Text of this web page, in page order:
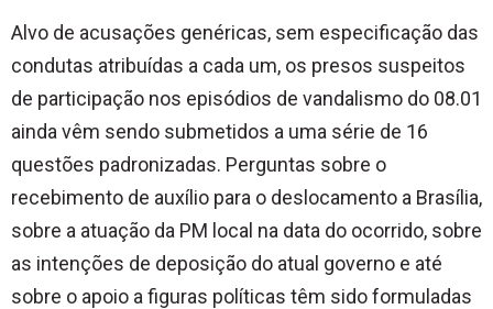
Alvo de acusações genéricas, sem especificação das
condutas atribuídas a cada um, os presos suspeitos
de participação nos episódios de vandalismo do 08.01
ainda vêm sendo submetidos a uma série de 16
questões padronizadas. Perguntas sobre o
recebimento de auxílio para o deslocamento a Brasília,
sobre a atuação da PM local na data do ocorrido, sobre
as intenções de deposição do atual governo e até
sobre o apoio a figuras políticas têm sido formuladas